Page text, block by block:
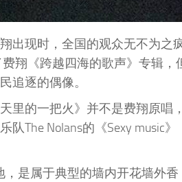
出现时，全国的观众无不为之
翔《跨越四海的歌声》专辑，
追逐的偶像。
里的一把火》并不是费翔原唱
The Nolans的《Sexy music
是属于典型的墙内开花墙外